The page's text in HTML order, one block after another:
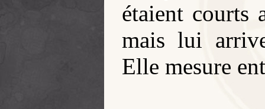
étaient courts
mais lui
Elle mesure